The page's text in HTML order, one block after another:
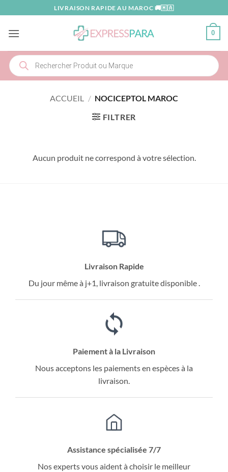
au
contenu
LIVRAISON RAPIDE AU MAROC 🚚🇲🇦
0
Recherche
de
produits
ACCUEIL / NOCICEPTOL MAROC
FILTRER
Aucun produit ne correspond à votre sélection.
Livraison Rapide
Du jour même à j+1, livraison gratuite disponible .
Paiement à la Livraison
Nous acceptons les paiements en espèces à la
livraison.
Assistance spécialisée 7/7
Nos experts vous aident à choisir le meilleur